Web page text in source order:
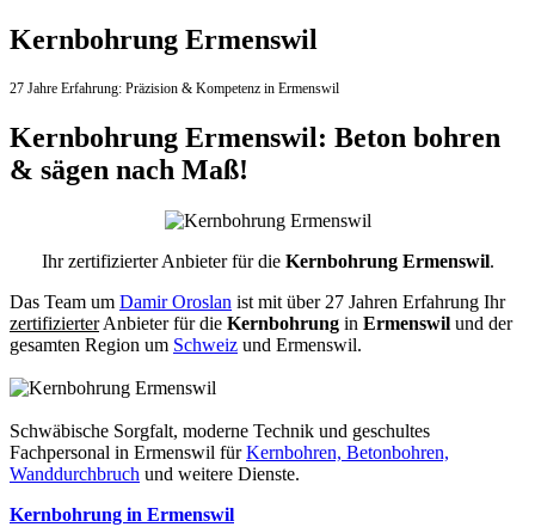
Kernbohrung Ermenswil
27 Jahre Erfahrung: Präzision & Kompetenz in Ermenswil
Kernbohrung Ermenswil: Beton bohren
& sägen nach Maß!
Ihr zertifizierter Anbieter für die Kernbohrung Ermenswil.
Das Team um Damir Oroslan ist mit über 27 Jahren Erfahrung Ihr
zertifizierterAnbieter für die Kernbohrung in Ermenswil und der
gesamten Region um Schweiz und Ermenswil.
Schwäbische Sorgfalt, moderne Technik und geschultes
Fachpersonal in Ermenswil fürKernbohren, Betonbohren,
Wanddurchbruch und weitere Dienste.
Kernbohrung in Ermenswil